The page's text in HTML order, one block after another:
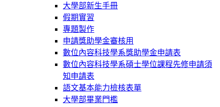
大學部新生手冊
假期實習
專題製作
申請獎助學金審核用
數位內容科技學系獎助學金申請表
數位內容科技學系碩士學位課程先修申請須
知申請表
語文基本能力檢核表單
大學部畢業門檻